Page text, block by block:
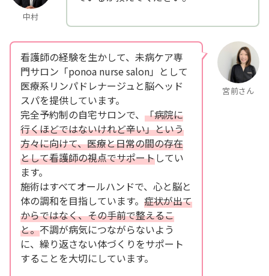
中村
宮前さん
看護師の経験を生かして、未病ケア専
門サロン「ponoa nurse salon」として
医療系リンパドレナージュと脳ヘッド
スパを提供しています。
完全予約制の自宅サロンで、 「病院に
行くほどではないけれど辛い」という
方々に向けて、医療と日常の間の存在
として看護師の視点でサポートしてい
ます。
施術はすべてオールハンドで、心と脳と
体の調和を目指しています。 症状が出て
からではなく、その手前で整えるこ
と。不調が病気につながらないよう
に、繰り返さない体づくりをサポート
することを大切にしています。